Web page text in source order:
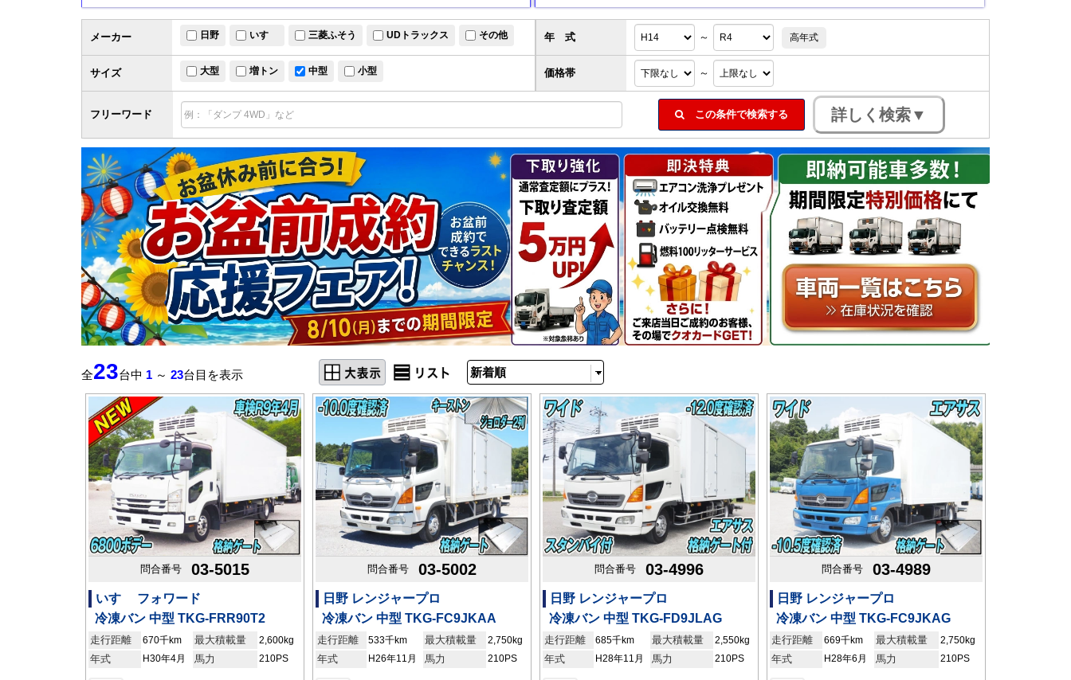
サイズ 大型 増トン 中型 小型 価格帯 ～
フリーワード この条件で検索する
メーカー 日野 いすゞ 三菱ふそう UDトラックス その他 年 式 ～ 高年式
全23台中 1 ～ 23台目を表示
問合番号 03-5015
いすゞ フォワード
冷凍バン 中型 TKG-FRR90T2
走行距離 670千km 最大積載量 2,600kg
年式 H30年4月 馬力 210PS
問合番号 03-5002
日野 レンジャープロ
冷凍バン 中型 TKG-FC9JKAA
走行距離 533千km 最大積載量 2,750kg
年式 H26年11月 馬力 210PS
問合番号 03-4996
日野 レンジャープロ
冷凍バン 中型 TKG-FD9JLAG
走行距離 685千km 最大積載量 2,550kg
年式 H28年11月 馬力 210PS
問合番号 03-4989
日野 レンジャープロ
冷凍バン 中型 TKG-FC9JKAG
走行距離 669千km 最大積載量 2,750kg
年式 H28年6月 馬力 210PS